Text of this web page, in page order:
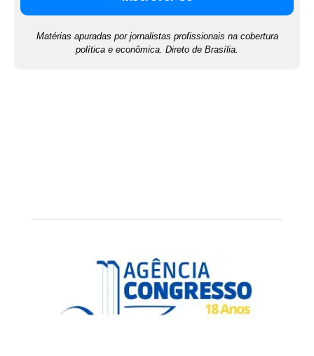
Matérias apuradas por jornalistas profissionais na cobertura
política e econômica. Direto de Brasília.